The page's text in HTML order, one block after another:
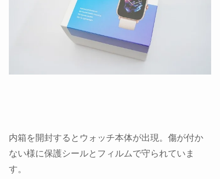
内箱を開封するとウォッチ本体が出現。傷が付か
ない様に保護シールとフィルムで守られていま
す。